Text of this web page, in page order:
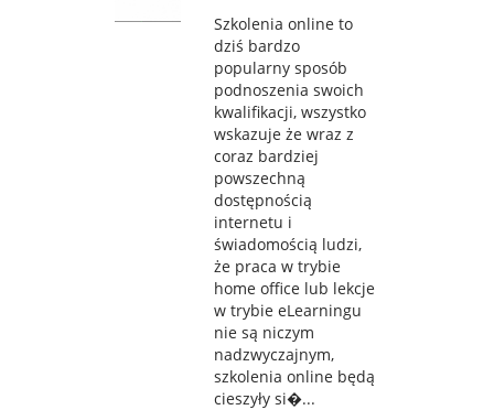
Szkolenia online to
dziś bardzo
popularny sposób
podnoszenia swoich
kwalifikacji, wszystko
wskazuje że wraz z
coraz bardziej
powszechną
dostępnością
internetu i
świadomością ludzi,
że praca w trybie
home office lub lekcje
w trybie eLearningu
nie są niczym
nadzwyczajnym,
szkolenia online będą
cieszyły si�...